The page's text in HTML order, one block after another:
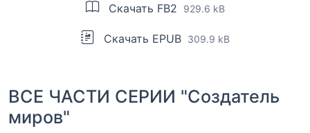
Скачать FB2 929.6 kB
Скачать EPUB 309.9 kB
ВСЕ ЧАСТИ СЕРИИ "Создатель
миров"